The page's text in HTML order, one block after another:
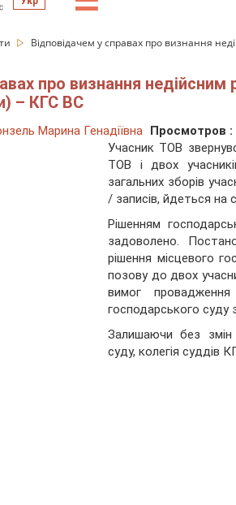
Відповідачем у справах про визнання
про визнання
– КГС ВС
Марина Генадіївна Просмотров :
Учасник ТОВ
ТОВ і двох
загальних зборів
/ записів, йдеться на
Рішенням
задоволено.
рішення місцевого
позову до двох
вимог
господарського суду
Залишаючи без змін
суду, колегія суддів